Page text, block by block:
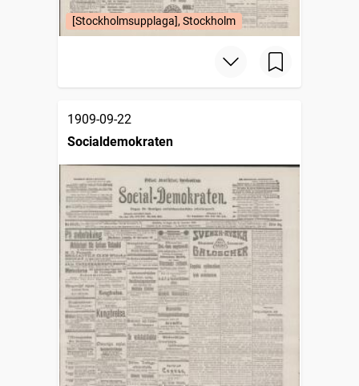
[Stockholmsupplaga], Stockholm
1909-09-22
Socialdemokraten